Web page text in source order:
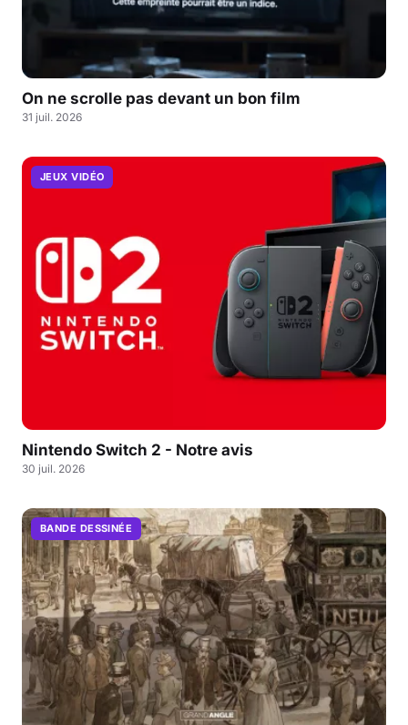
On ne scrolle pas devant un bon film
31 juil. 2026
JEUX VIDÉO
Nintendo Switch 2 - Notre avis
30 juil. 2026
BANDE DESSINÉE